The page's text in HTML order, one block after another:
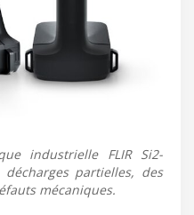
industrielle FLIR Si2-
partielles, des
mécaniques.